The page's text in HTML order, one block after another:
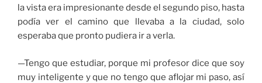
la vista era impresionante desde el segundo piso, hasta
podía ver el camino que llevaba a la ciudad, solo
esperaba que pronto pudiera ir a verla.
—Tengo que estudiar, porque mi profesor dice que soy
muy inteligente y que no tengo que aflojar mi paso, así